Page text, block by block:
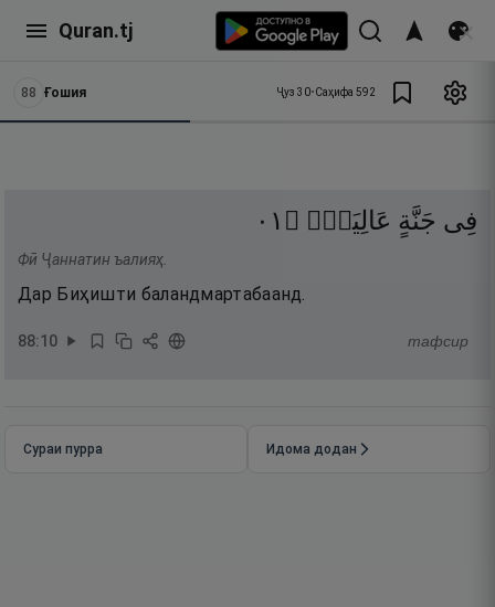
Quran.tj
88 Ғошия Ҷуз 30•Саҳифа 592
فِى جَنَّةٍ عَالِيَةٍۢ ۝ ١٠
Фӣ Ҷаннатин ъалияҳ.
Дар Биҳишти баландмартабаанд.
88:10 тафсир
Сураи пурра Идома додан